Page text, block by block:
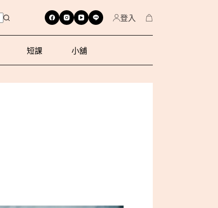
登入
短課 小舖